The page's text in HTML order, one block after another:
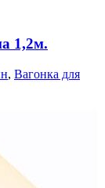
1,2м.
, Вагонка для